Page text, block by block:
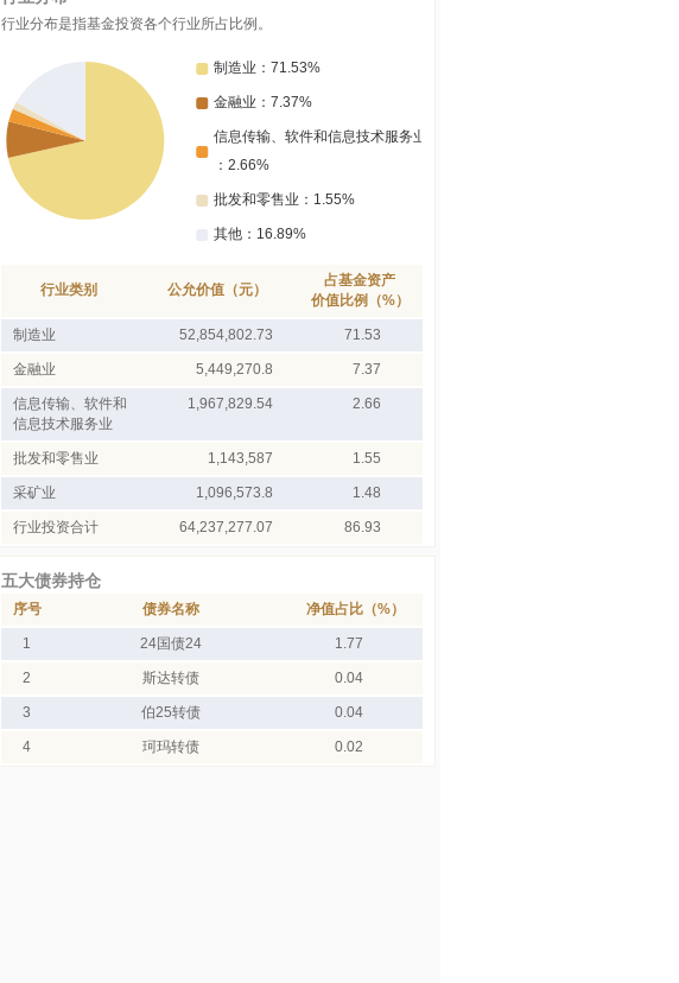
行业分布是指基金投资各个行业所占比例。
行业类别 公允价值（元）
占基金资产
价值比例（%）
制造业 52,854,802.73 71.53
金融业 5,449,270.8 7.37
信息传输、软件和
信息技术服务业
1,967,829.54 2.66
批发和零售业 1,143,587 1.55
采矿业 1,096,573.8 1.48
行业投资合计 64,237,277.07 86.93
五大债券持仓
序号 债券名称 净值占比（%）
1 24国债24 1.77
2 斯达转债 0.04
3 伯25转债 0.04
4 珂玛转债 0.02